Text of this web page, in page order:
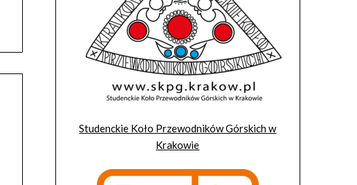
Studenckie Koło Przewodników Górskich w
Krakowie